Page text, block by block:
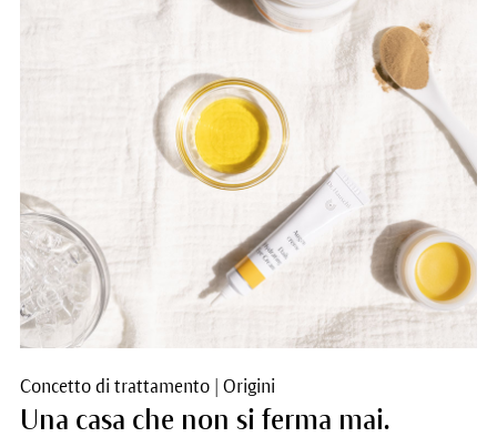
Concetto di trattamento| Origini
Una casa che non si ferma mai.